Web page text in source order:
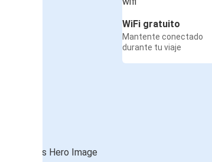
WiFi gratuito
Mantente conectado
durante tu viaje